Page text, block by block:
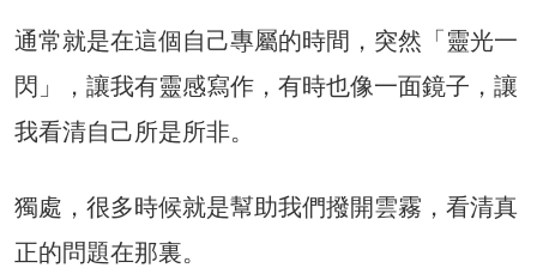
通常就是在這個自己專屬的時間，突然「靈光一
閃」，讓我有靈感寫作，有時也像一面鏡子，讓
我看清自己所是所非。
獨處，很多時候就是幫助我們撥開雲霧，看清真
正的問題在那裏。